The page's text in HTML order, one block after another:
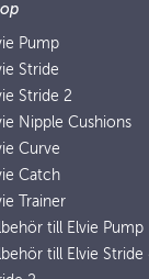
Pump
Stride
Stride 2
Nipple Cushions
Curve
Catch
Trainer
till Elvie Pump
till Elvie Stride